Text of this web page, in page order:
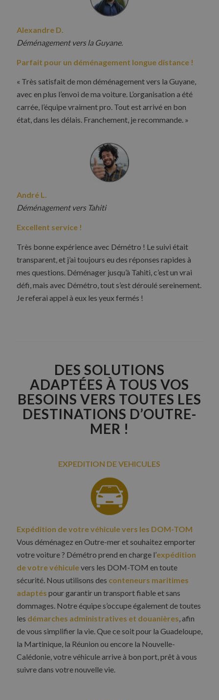
Alexandre D.
Déménagement vers la Guyane.
Parfait pour un déménagement longue distance !
« Très satisfait de mon déménagement vers la Guyane,
avec en plus l’envoi de ma voiture. L’organisation a été
carrée, l’équipe vraiment pro. Tout est arrivé en bon
état, dans les délais. Franchement, je recommande. »
André L.
Déménagement vers Tahiti
Excellent service !
Très bonne expérience avec Démétro ! Le suivi était
transparent, et j’ai toujours eu des réponses rapides à
mes questions. Déménager jusqu’à Tahiti, c’est un vrai
défi, mais avec Démétro, tout s’est déroulé sereinement.
Je referai appel à eux les yeux fermés !
DES SOLUTIONS
ADAPTÉES À TOUS VOS
BESOINS VERS TOUTES LES
DESTINATIONS D’OUTRE-
MER !
EXPEDITION DE VEHICULES
Expédition de votre véhicule vers les DOM-TOM
Vous déménagez en Outre-mer et souhaitez emporter
votre voiture ? Démétro prend en charge l’expédition
de votre véhiculevers les DOM-TOM en toute
sécurité. Nous utilisons des conteneurs maritimes
adaptés pour garantir un transport fiable et sans
dommages. Notre équipe s’occupe également de toutes
les démarches administratives et douanières, afin
de vous simplifier la vie. Que ce soit pour la Guadeloupe,
la Martinique, la Réunion ou encore la Nouvelle-
Calédonie, votre véhicule arrive à bon port, prêt à vous
suivre dans votre nouvelle vie.